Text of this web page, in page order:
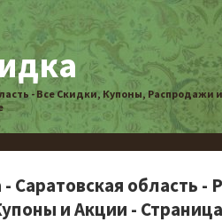
- Все Скидки, Купоны, Распродажи
Саратовская область -
и Акции -